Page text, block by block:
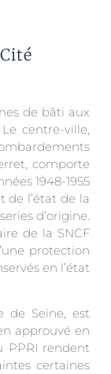
de bâti aux
centre-ville,
comporte
1948-1955
l’état de la
d’origine.
de la SNCF
protection
en l’état
de Seine, est
approuvé en
PPRI rendent
certaines